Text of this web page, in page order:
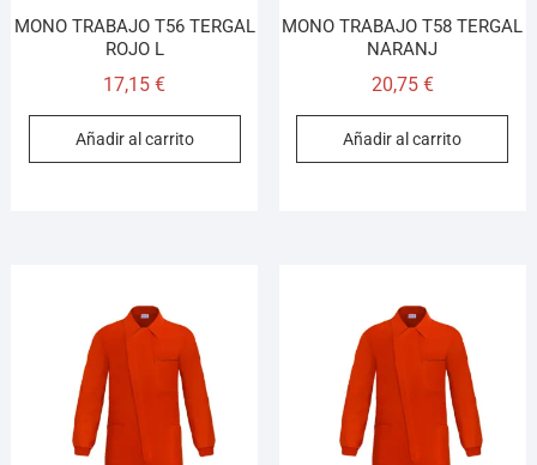
MONO TRABAJO T56 TERGAL
ROJO L
17,15€
Añadir al carrito
MONO TRABAJO T58 TERGAL
NARANJ
20,75 €
Añadir al carrito